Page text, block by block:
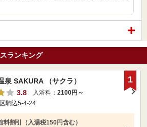
ランキング
泉 SAKURA （サクラ）
3.8
入浴料： 2100円～
駒込5-4-24
料割引（入湯税150円含む）
1